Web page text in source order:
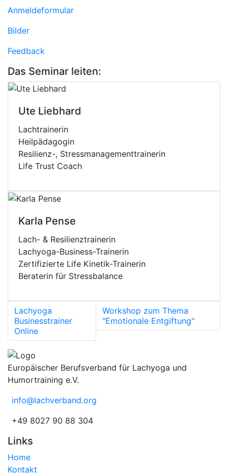
Anmeldeformular
Bilder
Feedback
Das Seminar leiten:
Ute Liebhard
Lachtrainerin
Heilpädagogin
Resilienz-, Stressmanagementtrainerin
Life Trust Coach
Karla Pense
Lach- & Resilienztrainerin
Lachyoga-Business-Trainerin
Zertifizierte Life Kinetik-Trainerin
Beraterin für Stressbalance
Lachyoga
Businesstrainer
Online
Workshop zum Thema
"Emotionale Entgiftung"
Europäischer Berufsverband für Lachyoga und
Humortraining e.V.
info@lachverband.org
+49 8027 90 88 304
Links
Home
Kontakt